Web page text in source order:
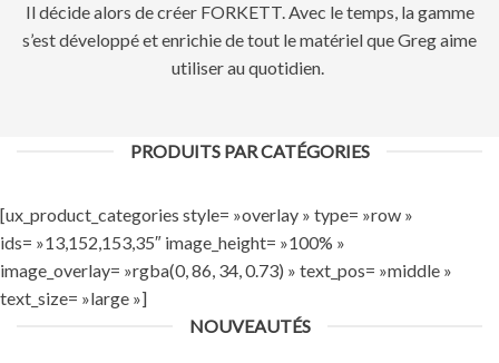
Il décide alors de créer FORKETT. Avec le temps, la gamme
s’est développé et enrichie de tout le matériel que Greg aime
utiliser au quotidien.
PRODUITS PAR CATÉGORIES
[ux_product_categories style= »overlay » type= »row »
ids= »13,152,153,35″ image_height= »100% »
image_overlay= »rgba(0, 86, 34, 0.73) » text_pos= »middle »
text_size= »large »]
NOUVEAUTÉS